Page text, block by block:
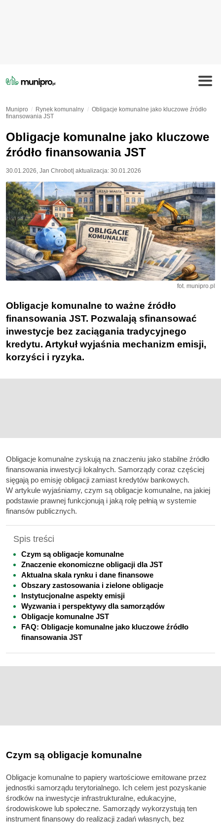
Munipro Rynek komunalny
Obligacje komunalne jako kluczowe źródło
finansowania JST
Obligacje komunalne jako kluczowe
źródło finansowania JST
30.01.2026, Jan Chrobot| aktualizacja: 30.01.2026
fot. munipro.pl
Obligacje komunalne to ważne źródło
finansowania JST. Pozwalają sfinansować
inwestycje bez zaciągania tradycyjnego
kredytu. Artykuł wyjaśnia mechanizm emisji,
korzyści i ryzyka.
Obligacje komunalne zyskują na znaczeniu jako stabilne źródło
finansowania inwestycji lokalnych. Samorządy coraz częściej
sięgają po emisję obligacji zamiast kredytów bankowych.
W artykule wyjaśniamy, czym są obligacje komunalne, na jakiej
podstawie prawnej funkcjonują i jaką rolę pełnią w systemie
finansów publicznych.
Spis treści
Czym są obligacje komunalne
Znaczenie ekonomiczne obligacji dla JST
Aktualna skala rynku i dane finansowe
Obszary zastosowania i zielone obligacje
Instytucjonalne aspekty emisji
Wyzwania i perspektywy dla samorządów
Obligacje komunalne JST
FAQ: Obligacje komunalne jako kluczowe źródło
finansowania JST
Czym są obligacje komunalne
Obligacje komunalne to papiery wartościowe emitowane przez
jednostki samorządu terytorialnego. Ich celem jest pozyskanie
środków na inwestycje infrastrukturalne, edukacyjne,
środowiskowe lub społeczne. Samorządy wykorzystują ten
instrument finansowy do realizacji zadań własnych, bez